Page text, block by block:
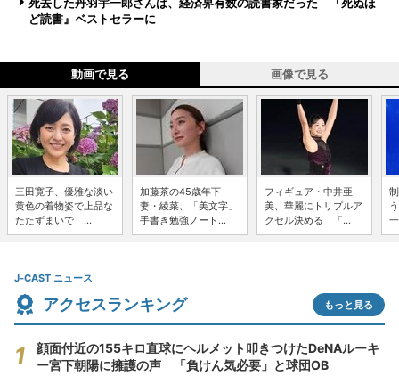
ど読書』ベストセラーに
動画で見る 画像で見る
三田寛子、優雅な淡い
黄色の着物姿で上品な
たたずまいで ...
加藤茶の45歳年下
妻・綾菜、「美文字」
手書き勉強ノート...
フィギュア・中井亜
美、華麗にトリプルア
クセル決める 「...
J-CAST ニュース
アクセスランキング もっと見る
顔面付近の155キロ直球にヘルメット叩きつけたDeNAルーキ
ー宮下朝陽に擁護の声 「負けん気必要」と球団OB